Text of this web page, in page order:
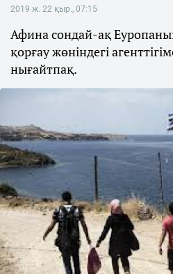
2019 ж. 22 қыр., 07:15
Афина сондай-ақ
қорғау жөніндегі
нығайтпақ.